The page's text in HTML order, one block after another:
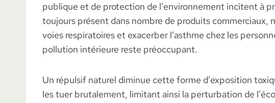
publique et de protection de l’environnement incitent à
toujours présent dans nombre de produits commerciaux,
voies respiratoires et exacerber l’asthme chez les
pollution intérieure reste préoccupant.
Un répulsif naturel diminue cette forme d’exposition
les tuer brutalement, limitant ainsi la perturbation de